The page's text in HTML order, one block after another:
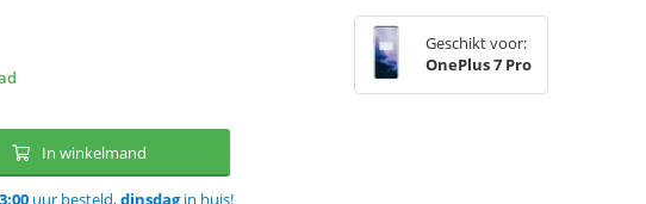
Geschikt voor:
OnePlus 7 Pro
In winkelmand